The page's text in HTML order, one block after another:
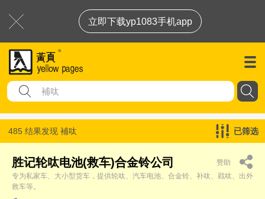
立即下载yp1083手机app
485 结果发现 補呔 已筛选
胜记轮呔电池(救车)合金铃公司
赞助
专为私家车、大小型货车，提供轮呔、汽车电池、合金铃、补呔、戥呔、出外
救车等。